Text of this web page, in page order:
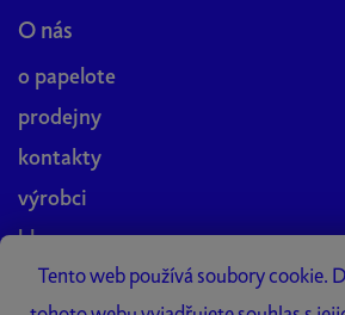
Tento web používá soubory cookie.
O nás
o papelote
prodejny
kontakty
výrobci
blog
práce v papelote